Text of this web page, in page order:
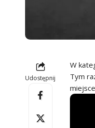
Udostępnij
W
Tym